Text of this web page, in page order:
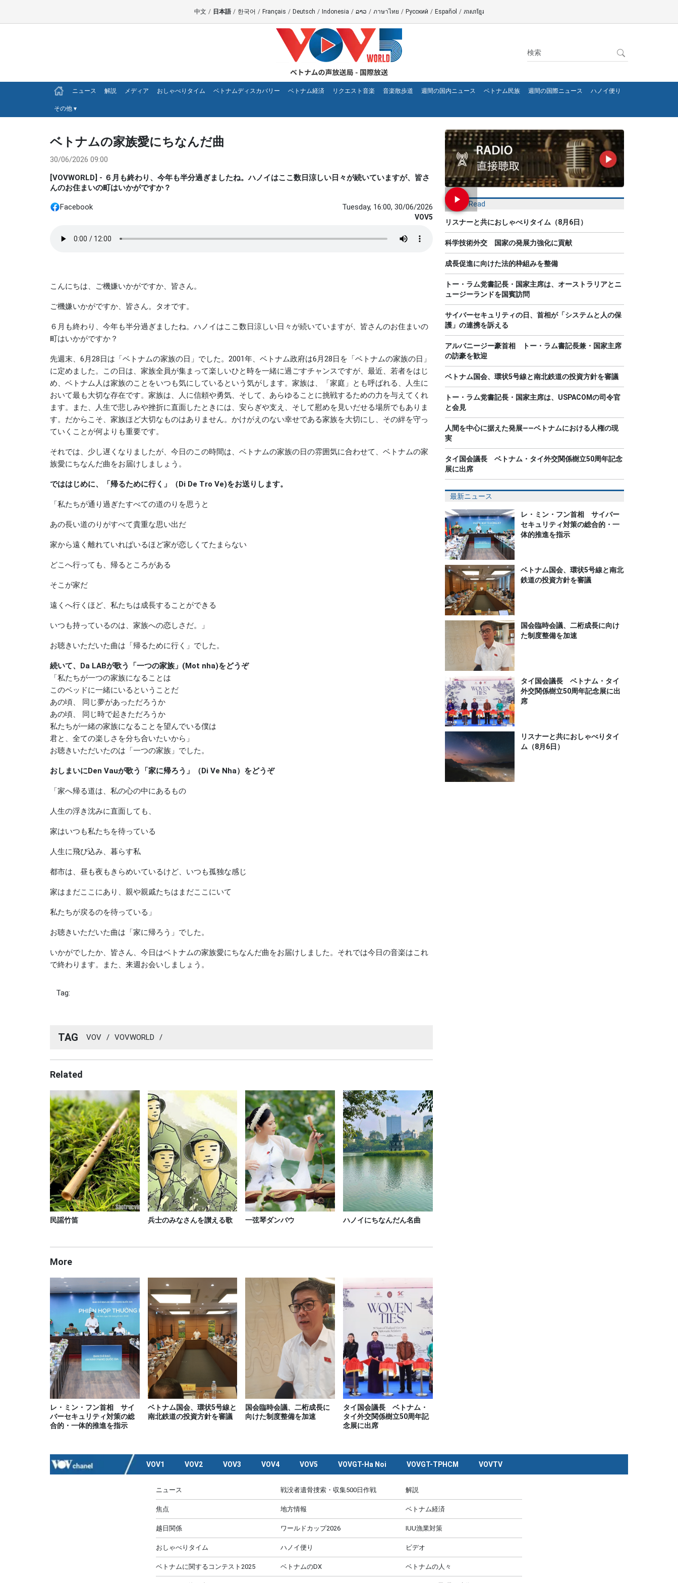
中文 / 日本語 / 한국어 / Français / Deutsch / Indonesia / ລາວ / ภาษาไทย / Русский / Español / ភាសាខ្មែរ
ニュース 解説 メディア おしゃべりタイム ベトナムディスカバリー ベトナム経済 リクエスト音楽 音楽散歩道 週間の国内ニュース ベトナム民族 週間の国際ニュース ハノイ便り
その他 ▾
ベトナムの家族愛にちなんだ曲
30/06/2026 09:00
[VOVWORLD] - ６月も終わり、今年も半分過ぎましたね。ハノイはここ数日涼しい日々が続いていますが、皆さ
んのお住まいの町はいかがですか？
Facebook Tuesday, 16:00, 30/06/2026
VOV5
こんにちは、ご機嫌いかがですか、皆さん。
ご機嫌いかがですか、皆さん。タオです。
６月も終わり、今年も半分過ぎましたね。ハノイはここ数日涼しい日々が続いていますが、皆さんのお住まいの
町はいかがですか？
先週末、6月28日は「ベトナムの家族の日」でした。2001年、ベトナム政府は6月28日を「ベトナムの家族の日」
に定めました。この日は、家族全員が集まって楽しいひと時を一緒に過ごすチャンスですが、最近、若者をはじ
め、ベトナム人は家族のことをいつも気にしているという気がします。家族は、「家庭」とも呼ばれる、人生に
おいて最も大切な存在です。家族は、人に信頼や勇気、そして、あらゆることに挑戦するための力を与えてくれ
ます。また、人生で悲しみや挫折に直面したときには、安らぎや支え、そして慰めを見いだせる場所でもありま
す。だからこそ、家族ほど大切なものはありません。かけがえのない幸せである家族を大切にし、その絆を守っ
ていくことが何よりも重要です。
それでは、少し遅くなりましたが、今日のこの時間は、ベトナムの家族の日の雰囲気に合わせて、ベトナムの家
族愛にちなんだ曲をお届けしましょう。
でははじめに、「帰るために行く」（Di De Tro Ve)をお送りします。
「私たちが通り過ぎたすべての道のりを思うと
あの長い道のりがすべて貴重な思い出だ
家から遠く離れていればいるほど家が恋しくてたまらない
どこへ行っても、帰るところがある
そこが家だ
遠くへ行くほど、私たちは成長することができる
いつも持っているのは、家族への恋しさだ。」
お聴きいただいた曲は「帰るために行く」でした。
続いて、Da LABが歌う「一つの家族」(Mot nha)をどうぞ
「私たちが一つの家族になることは
このベッドに一緒にいるということだ
あの頃、 同じ夢があっただろうか
あの頃、 同じ時で起きただろうか
私たちが一緒の家族になることを望んでいる僕は
君と、全ての楽しさを分ち合いたいから」
お聴きいただいたのは「一つの家族」でした。
おしまいにDen Vauが歌う「家に帰ろう」（Di Ve Nha）をどうぞ
「家へ帰る道は、私の心の中にあるもの
人生の浮き沈みに直面しても、
家はいつも私たちを待っている
人生に飛び込み、暮らす私
都市は、昼も夜もきらめいているけど、いつも孤独な感じ
家はまだここにあり、親や親戚たちはまだここにいて
私たちが戻るのを待っている」
お聴きいただいた曲は「家に帰ろう」でした。
いかがでしたか、皆さん、今日はベトナムの家族愛にちなんだ曲をお届けしました。それでは今日の音楽はこれ
で終わります。また、来週お会いしましょう。
Tag:
TAG VOV / VOVWORLD /
Related
民謡竹笛 兵士のみなさんを讃える歌 一弦琴ダンバウ ハノイにちなんだん名曲
More
レ・ミン・フン首相 サイ
バーセキュリティ対策の総
合的・一体的推進を指示
ベトナム国会、環状5号線と
南北鉄道の投資方針を審議
国会臨時会議、二桁成長に
向けた制度整備を加速
タイ国会議長 ベトナム・
タイ外交関係樹立50周年記
念展に出席
Most Read
リスナーと共におしゃべりタイム（8月6日）
科学技術外交 国家の発展力強化に貢献
成長促進に向けた法的枠組みを整備
トー・ラム党書記長・国家主席は、オーストラリアとニ
ュージーランドを国賓訪問
サイバーセキュリティの日、首相が「システムと人の保
護」の連携を訴える
アルバニージー豪首相 トー・ラム書記長兼・国家主席
の訪豪を歓迎
ベトナム国会、環状5号線と南北鉄道の投資方針を審議
トー・ラム党書記長・国家主席は、USPACOMの司令官
と会見
人間を中心に据えた発展――ベトナムにおける人権の現
実
タイ国会議長 ベトナム・タイ外交関係樹立50周年記念
展に出席
最新ニュース
レ・ミン・フン首相 サイバー
セキュリティ対策の総合的・一
体的推進を指示
ベトナム国会、環状5号線と南北
鉄道の投資方針を審議
国会臨時会議、二桁成長に向け
た制度整備を加速
タイ国会議長 ベトナム・タイ
外交関係樹立50周年記念展に出
席
リスナーと共におしゃべりタイ
ム（8月6日）
VOV1 VOV2 VOV3 VOV4 VOV5 VOVGT-Ha Noi VOVGT-TPHCM VOVTV
ニュース 戦没者遺骨捜索・収集500日作戦 解説
焦点 地方情報 ベトナム経済
越日関係 ワールドカップ2026 IUU漁業対策
おしゃべりタイム ハノイ便り ビデオ
ベトナムに関するコンテスト2025 ベトナムのDX ベトナムの人々